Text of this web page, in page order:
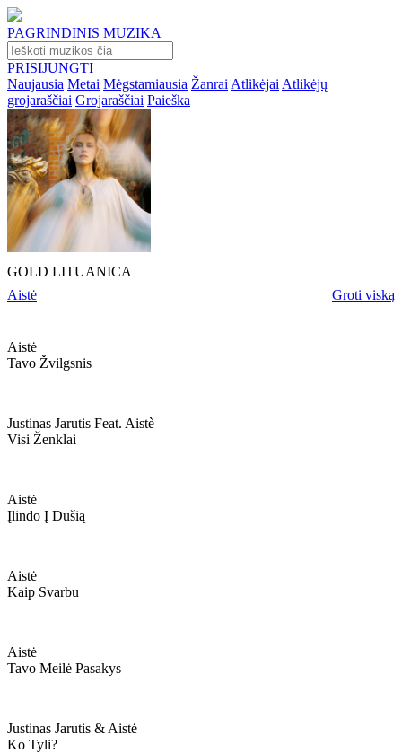
PAGRINDINIS MUZIKA
PRISIJUNGTI
Naujausia Metai Mėgstamiausia Žanrai Atlikėjai Atlikėjų
grojaraščiai Grojaraščiai Paieška
GOLD LITUANICA
Aistė
Groti viską
Aistė
Tavo Žvilgsnis
Justinas Jarutis Feat. Aistè
Visi Ženklai
Aistė
Įlindo Į Dušią
Aistė
Kaip Svarbu
Aistė
Tavo Meilė Pasakys
Justinas Jarutis & Aistė
Ko Tyli?